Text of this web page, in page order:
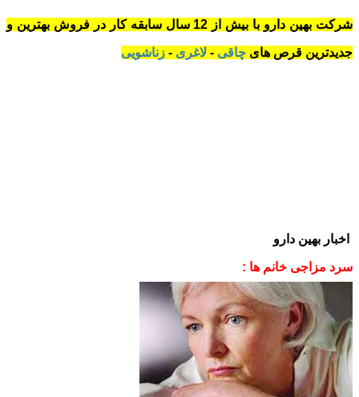
شرکت بهین دارو با بیش از 12 سال سابقه کار در فروش بهترین و
جدیدترین قرص های چاقی - لاغری - زناشویی
اخبار بهین دارو
سرد مزاجی خانم ها :